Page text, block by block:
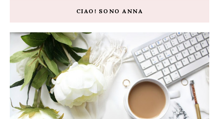
CIAO! SONO ANNA